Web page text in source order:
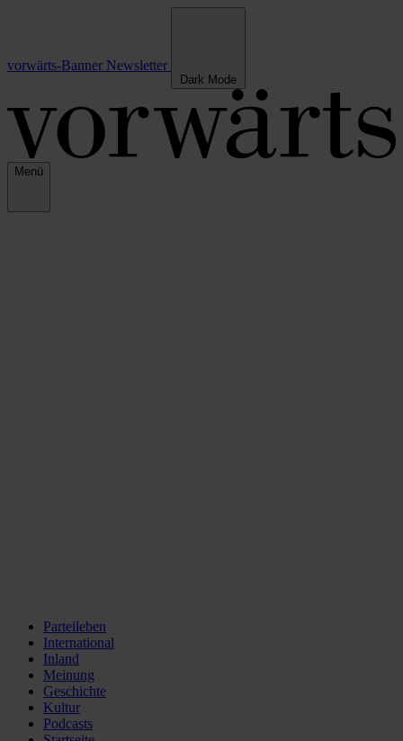
vorwärts-Banner Newsletter
Dark Mode
Menü
Parteileben
International
Inland
Meinung
Geschichte
Kultur
Podcasts